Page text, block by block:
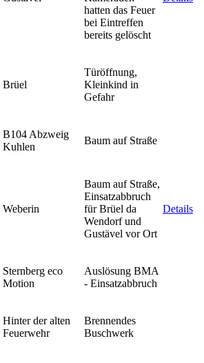
hatten das Feuer
bei Eintreffen
bereits gelöscht
Brüel
Türöffnung,
Kleinkind in
Gefahr
B104 Abzweig
Kuhlen
Baum auf Straße
Weberin
Baum auf Straße,
Einsatzabbruch
für Brüel da
Wendorf und
Gustävel vor Ort
Details
Sternberg eco
Motion
Auslösung BMA
- Einsatzabbruch
Hinter der alten
Feuerwehr
Brennendes
Buschwerk